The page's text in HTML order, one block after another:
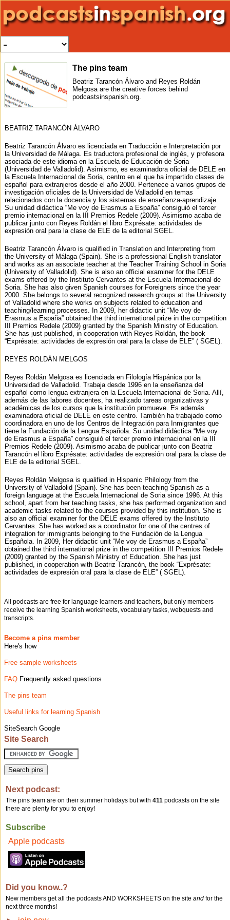
The pins team
Beatriz Tarancón Álvaro and Reyes Roldán
Melgosa are the creative forces behind
podcastsinspanish.org.
BEATRIZ TARANCÓN ÁLVARO
Beatriz Tarancón Álvaro es licenciada en Traducción e Interpretación por
la Universidad de Málaga. Es traductora profesional de inglés, y profesora
asociada de este idioma en la Escuela de Educación de Soria
(Universidad de Valladolid). Asimismo, es examinadora oficial de DELE en
la Escuela Internacional de Soria, centro en el que ha impartido clases de
español para extranjeros desde el año 2000. Pertenece a varios grupos de
investigación oficiales de la Universidad de Valladolid en temas
relacionados con la docencia y los sistemas de enseñanza-aprendizaje.
Su unidad didáctica “Me voy de Erasmus a España” consiguió el tercer
premio internacional en la III Premios Redele (2009). Asimismo acaba de
publicar junto con Reyes Roldán el libro Exprésate: actividades de
expresión oral para la clase de ELE de la editorial SGEL.
Beatriz Tarancón Álvaro is qualified in Translation and Interpreting from
the University of Málaga (Spain). She is a professional English translator
and works as an associate teacher at the Teacher Training School in Soria
(University of Valladolid). She is also an official examiner for the DELE
exams offered by the Instituto Cervantes at the Escuela Internacional de
Soria. She has also given Spanish courses for Foreigners since the year
2000. She belongs to several recognized research groups at the University
of Valladolid where she works on subjects related to education and
teaching/learning processes. In 2009, her didactic unit “Me voy de
Erasmus a España” obtained the third international prize in the competition
III Premios Redele (2009) granted by the Spanish Ministry of Education.
She has just published, in cooperation with Reyes Roldán, the book
“Exprésate: actividades de expresión oral para la clase de ELE” ( SGEL).
REYES ROLDÁN MELGOS
Reyes Roldán Melgosa es licenciada en Filología Hispánica por la
Universidad de Valladolid. Trabaja desde 1996 en la enseñanza del
español como lengua extranjera en la Escuela Internacional de Soria. Allí,
además de las labores docentes, ha realizado tareas organizativas y
académicas de los cursos que la institución promueve. Es además
examinadora oficial de DELE en este centro. También ha trabajado como
coordinadora en uno de los Centros de Integración para Inmigrantes que
tiene la Fundación de la Lengua Española. Su unidad didáctica “Me voy
de Erasmus a España” consiguió el tercer premio internacional en la III
Premios Redele (2009). Asimismo acaba de publicar junto con Beatriz
Tarancón el libro Exprésate: actividades de expresión oral para la clase de
ELE de la editorial SGEL.
Reyes Roldán Melgosa is qualified in Hispanic Philology from the
University of Valladolid (Spain). She has been teaching Spanish as a
foreign language at the Escuela Internacional de Soria since 1996. At this
school, apart from her teaching tasks, she has performed organization and
academic tasks related to the courses provided by this institution. She is
also an official examiner for the DELE exams offered by the Instituto
Cervantes. She has worked as a coordinator for one of the centres of
integration for immigrants belonging to the Fundación de la Lengua
Española. In 2009, Her didactic unit “Me voy de Erasmus a España”
obtained the third international prize in the competition III Premios Redele
(2009) granted by the Spanish Ministry of Education. She has just
published, in cooperation with Beatriz Tarancón, the book “Exprésate:
actividades de expresión oral para la clase de ELE” ( SGEL).
All podcasts are free for language learners and teachers, but only members
receive the learning Spanish worksheets, vocabulary tasks, webquests and
transcripts.
Become a pins member
Here's how
Free sample worksheets
FAQ Frequently asked questions
The pins team
Useful links for learning Spanish
SiteSearch Google
Site Search
Next podcast:
The pins team are on their summer holidays but with 411 podcasts on the site
there are plenty for you to enjoy!
Subscribe
Apple podcasts
Did you know..?
New members get all the podcasts AND WORKSHEETS on the site and for the
next three months!